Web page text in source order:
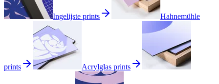
Ingelijste prints Hahnemühle
prints Acrylglas prints